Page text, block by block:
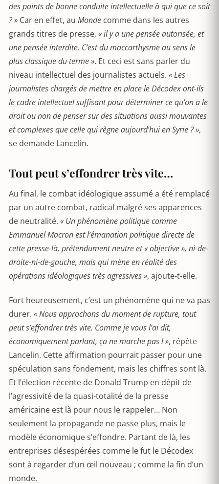
des points de bonne conduite intellectuelle à qui que ce soit
? » Car en effet, au Monde comme dans les autres
grands titres de presse, « il y a une pensée autorisée, et
une pensée interdite. C’est du maccarthysme au sens le
plus classique du terme ». Et ceci est sans parler du
niveau intellectuel des journalistes actuels. « Les
journalistes chargés de mettre en place le Décodex ont-ils
le cadre intellectuel suffisant pour déterminer ce qu’on a le
droit ou non de penser sur des situations aussi mouvantes
et complexes que celle qui règne aujourd’hui en Syrie ? »,
se demande Lancelin.
Tout peut s’effondrer très vite…
Au final, le combat idéologique assumé a été remplacé
par un autre combat, radical malgré ses apparences
de neutralité. « Un phénomène politique comme
Emmanuel Macron est l’émanation politique directe de
cette presse-là, prétendument neutre et « objective », ni-de-
droite-ni-de-gauche, mais qui mène en réalité des
opérations idéologiques très agressives », ajoute-t-elle.
Fort heureusement, c’est un phénomène qui ne va pas
durer. « Nous approchons du moment de rupture, tout
peut s’effondrer très vite. Comme je vous l’ai dit,
économiquement parlant, ça ne marche pas ! », répète
Lancelin. Cette affirmation pourrait passer pour une
spéculation sans fondement, mais les chiffres sont là.
Et l’élection récente de Donald Trump en dépit de
l’agressivité de la quasi-totalité de la presse
américaine est là pour nous le rappeler… Non
seulement la propagande ne passe plus, mais le
modèle économique s’effondre. Partant de là, les
entreprises désespérées comme le fut le Décodex
sont à regarder d’un œil nouveau ; comme la fin d’un
monde.